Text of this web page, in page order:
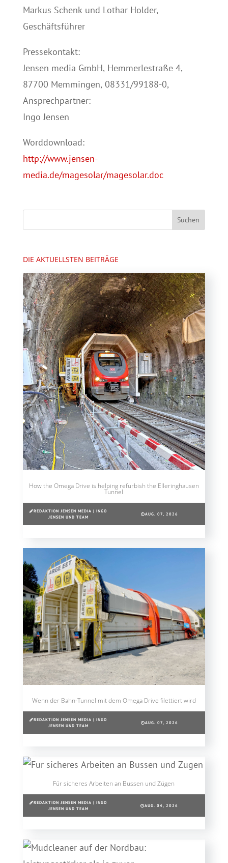
Markus Schenk und Lothar Holder,
Geschäftsführer
Pressekontakt:
Jensen media GmbH, Hemmerlestraße 4,
87700 Memmingen, 08331/99188-0,
Ansprechpartner:
Ingo Jensen
Worddownload:
http://www.jensen-
media.de/magesolar/magesolar.doc
DIE AKTUELLSTEN BEITRÄGE
How the Omega Drive is helping refurbish the Elleringhausen
Tunnel
REDAKTION JENSEN MEDIA | INGO
JENSEN UND TEAM
AUG. 07, 2026
Wenn der Bahn-Tunnel mit dem Omega Drive filettiert wird
REDAKTION JENSEN MEDIA | INGO
JENSEN UND TEAM
AUG. 07, 2026
Für sicheres Arbeiten an Bussen und Zügen
REDAKTION JENSEN MEDIA | INGO
JENSEN UND TEAM
AUG. 04, 2026